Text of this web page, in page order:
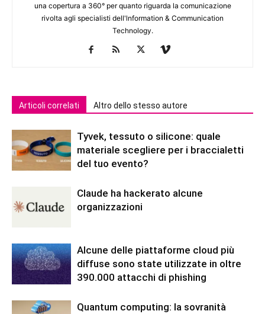
una copertura a 360° per quanto riguarda la comunicazione
rivolta agli specialisti dell'lnformation & Communication
Technology.
Articoli correlati Altro dello stesso autore
Tyvek, tessuto o silicone: quale
materiale scegliere per i braccialetti
del tuo evento?
Claude ha hackerato alcune
organizzazioni
Alcune delle piattaforme cloud più
diffuse sono state utilizzate in oltre
390.000 attacchi di phishing
Quantum computing: la sovranità